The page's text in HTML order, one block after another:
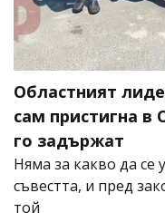
Областният
сам пристигна в
го задържат
Няма за какво да се
съвестта, и пред
той